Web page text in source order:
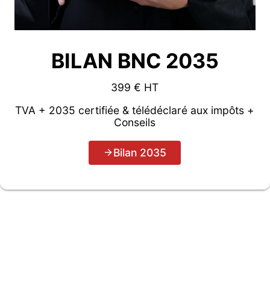
BILAN BNC 2035
399 € HT
TVA + 2035 certifiée & télédéclaré aux impôts +
Conseils
Bilan 2035